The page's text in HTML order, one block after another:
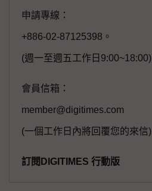
申請專線：
+886-02-87125398。
(週一至週五工作日9:00~18:00)
會員信箱：
member@digitimes.com
(一個工作日內將回覆您的來信)
訂閱DIGITIMES 行動版